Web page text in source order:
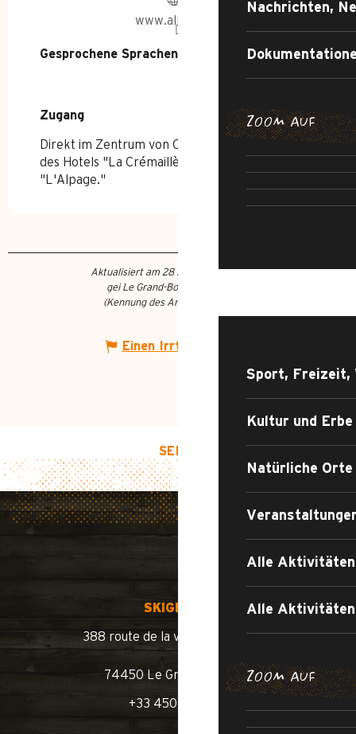
Nachrichten,
ZOOM AUF
PFAD DER
DER
STRASSE
Sport, Freizeit,
Kultur und Erbe
Natürliche Orte
Alle
Alle Aktivitäten
ZOOM AUF
DIE
www.alloskis.fr
Gesprochene Sprachen
Gesprochene Sprachen
Zugang
Zugang
Direkt im Zentrum von Chinaillon, gegenüber
des Hotels "La Crémaillère", neben dem Hotel
"L'Alpage."
Aktualisiert am 28 April 2026 Um 11:03
gei Le Grand-Bornand Tourisme
(Kennung des Angebots :
Einen Irrtum angeben
SEITENANFANG
SKIGEBIET
388 route de la vallée du Bouchet
74450 Le Grand-Bornand
+33 450 02 78 10